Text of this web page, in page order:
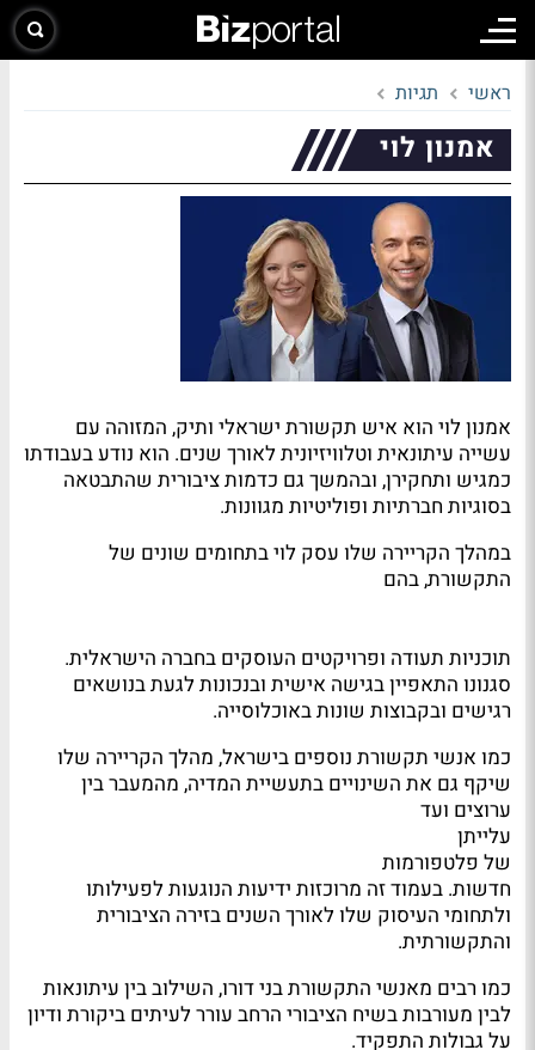
ראשי תגיות
אמנון לוי
אמנון לוי הוא איש תקשורת ישראלי ותיק, המזוהה עם
עשייה עיתונאית וטלוויזיונית לאורך שנים. הוא נודע בעבודתו
כמגיש ותחקירן, ובהמשך גם כדמות ציבורית שהתבטאה
בסוגיות חברתיות ופוליטיות מגוונות.
במהלך הקריירה שלו עסק לוי בתחומים שונים של
התקשורת, בהם
תוכניות תעודה ופרויקטים העוסקים בחברה הישראלית.
סגנונו התאפיין בגישה אישית ובנכונות לגעת בנושאים
רגישים ובקבוצות שונות באוכלוסייה.
כמו אנשי תקשורת נוספים בישראל, מהלך הקריירה שלו
שיקף גם את השינויים בתעשיית המדיה, מהמעבר בין
ערוצים ועד
עלייתן
של פלטפורמות
חדשות. בעמוד זה מרוכזות ידיעות הנוגעות לפעילותו
ולתחומי העיסוק שלו לאורך השנים בזירה הציבורית
והתקשורתית.
כמו רבים מאנשי התקשורת בני דורו, השילוב בין עיתונאות
לבין מעורבות בשיח הציבורי הרחב עורר לעיתים ביקורת ודיון
על גבולות התפקיד.